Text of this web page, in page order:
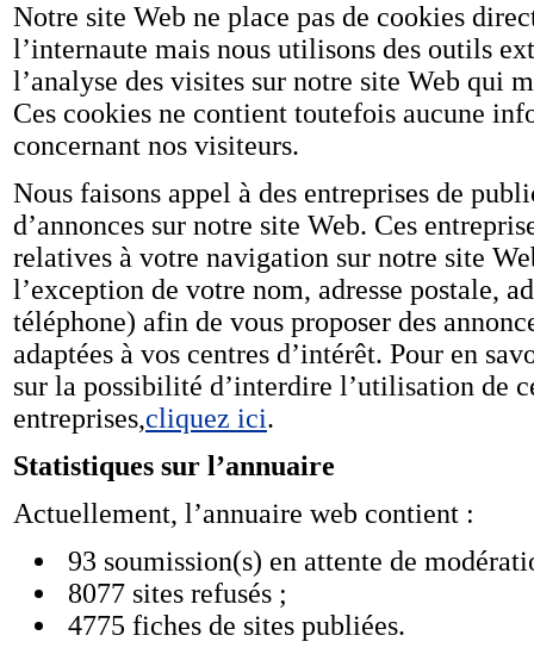
Notre site Web ne place pas de cookies
l’internaute mais nous utilisons des outils
l’analyse des visites sur notre site Web qui
Ces cookies ne contient toutefois aucune
concernant nos visiteurs.
Nous faisons appel à des entreprises de
d’annonces sur notre site Web. Ces
relatives à votre navigation sur notre site
l’exception de votre nom, adresse postale,
téléphone) afin de vous proposer des
adaptées à vos centres d’intérêt. Pour en
sur la possibilité d’interdire l’utilisation de
entreprises,cliquez ici.
Statistiques sur l’annuaire
Actuellement, l’annuaire web contient :
93 soumission(s) en attente de
8077 sites refusés ;
4775 fiches de sites publiées.